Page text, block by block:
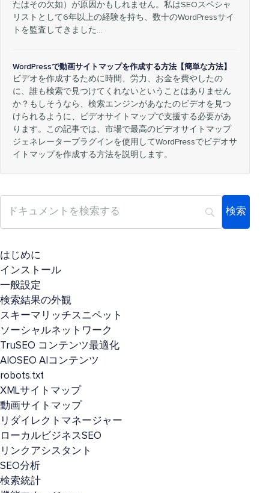
たはその欠如）が原因かもしれません。私はSEOスペシャ
リストとして6年以上の経験を持ち、数十のWordPressサイ
トを監査してきました…
WordPressで動画サイトマップを作成する方法【簡単な方法】
ビデオを作成するために時間、労力、お金を費やしたの
に、誰も検索で見つけてくれないということはありません
か？もしそうなら、検索エンジンがあなたのビデオを見つ
けられるように、ビデオサイトマップで支援する必要があ
ります。この記事では、市場で最高のビデオサイトマップ
ジェネレータープラグインを使用してWordPressでビデオサ
イトマップを作成する方法を説明します。
はじめに
インストール
一般設定
検索結果の外観
スキーマリッチスニペット
ソーシャルネットワーク
TruSEO コンテンツ最適化
AIOSEO AIコンテンツ
robots.txt
XMLサイトマップ
動画サイトマップ
リダイレクトマネージャー
ローカルビジネスSEO
リンクアシスタント
SEO分析
検索統計